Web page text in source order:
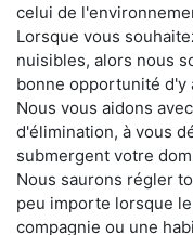
celui de
Lorsque vous
nuisibles, alors nous
bonne opportunité d'y
Nous vous aidons
d'élimination, à vous
submergent votre
Nous saurons régler
peu importe lorsque
compagnie ou une